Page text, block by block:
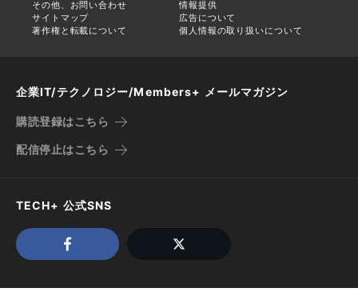
その他、お問い合わせ
情報提供
サイトマップ
広告について
著作権と転載について
個人情報の取り扱いについて
企業IT/テクノロジー/Members+ メールマガジン
購読登録はこちら
配信停止はこちら
TECH+ 公式SNS